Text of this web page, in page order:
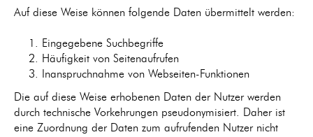
Auf diese Weise können folgende Daten übermittelt werden:
Eingegebene Suchbegriffe
Häufigkeit von Seitenaufrufen
Inanspruchnahme von Webseiten-Funktionen
Die auf diese Weise erhobenen Daten der Nutzer werden
durch technische Vorkehrungen pseudonymisiert. Daher ist
eine Zuordnung der Daten zum aufrufenden Nutzer nicht